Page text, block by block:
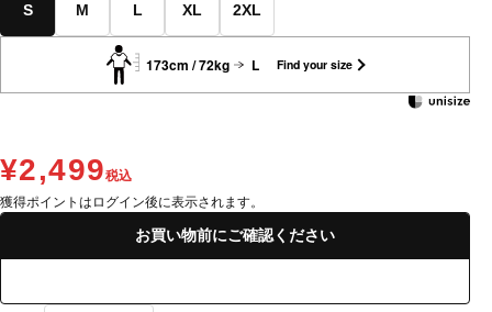
S M L XL 2XL
173cm / 72kg L Find your size
¥2,499税込
獲得ポイントはログイン後に表示されます。
お買い物前にご確認ください